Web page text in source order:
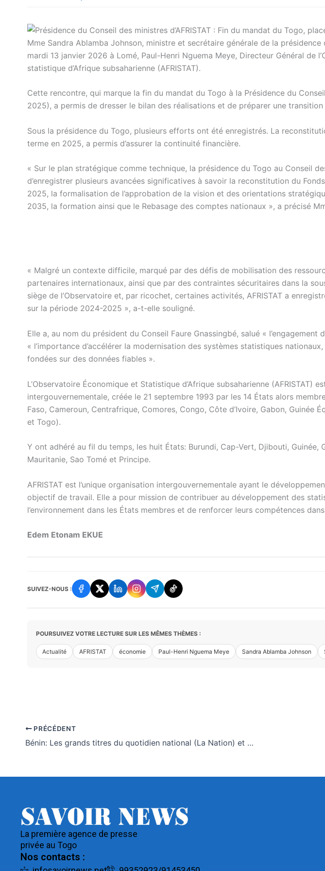
Mme Sandra Ablamba Johnson, ministre et secrétaire générale de la
mardi 13 janvier 2026 à Lomé, Paul-Henri Nguema Meye, Directeur Général de
statistique d’Afrique subsaharienne (AFRISTAT).
Cette rencontre, qui marque la fin du mandat du Togo à la Présidence du
2025), a permis de dresser le bilan des réalisations et de préparer une
Sous la présidence du Togo, plusieurs efforts ont été enregistrés. La
terme en 2025, a permis d’assurer la continuité financière.
« Sur le plan stratégique comme technique, la présidence du Togo au Conseil
d’enregistrer plusieurs avancées significatives à savoir la reconstitution du
2025, la formalisation de l’approbation de la vision et des orientations
2035, la formation ainsi que le Rebasage des comptes nationaux », a précisé
« Malgré un contexte difficile, marqué par des défis de mobilisation des
partenaires internationaux, ainsi que par des contraintes sécuritaires dans la
siège de l’Observatoire et, par ricochet, certaines activités, AFRISTAT a
sur la période 2024-2025 », a-t-elle souligné.
Elle a, au nom du président du Conseil Faure Gnassingbé, salué « l’engagement
« l’importance d’accélérer la modernisation des systèmes statistiques
fondées sur des données fiables ».
L’Observatoire Économique et Statistique d’Afrique subsaharienne (AFRISTAT)
intergouvernementale, créée le 21 septembre 1993 par les 14 États alors
Faso, Cameroun, Centrafrique, Comores, Congo, Côte d’Ivoire, Gabon, Guinée
et Togo).
Y ont adhéré au fil du temps, les huit États: Burundi, Cap-Vert, Djibouti, Guinée,
Mauritanie, Sao Tomé et Principe.
AFRISTAT est l’unique organisation intergouvernementale ayant le
objectif de travail. Elle a pour mission de contribuer au développement des
l’environnement dans les États membres et de renforcer leurs compétences
Edem Etonam EKUE
SUIVEZ-NOUS :
POURSUIVEZ VOTRE LECTURE SUR LES MÊMES THÈMES :
Actualité AFRISTAT économie Paul-Henri Nguema Meye Sandra Ablamba Johnson
PRÉCÉDENT
Bénin: Les grands titres du quotidien national (La Nation) et des journaux privés en kiosques ce mercredi 14 Janv 2026
La première agence de presse
privée au Togo
Nos contacts :